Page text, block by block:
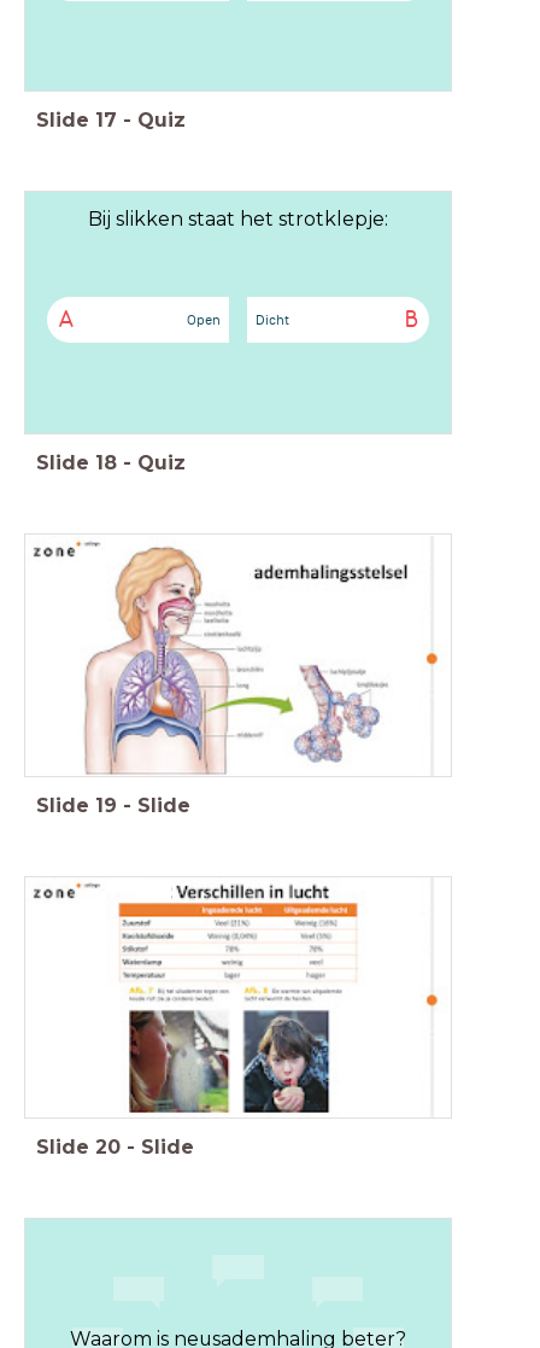
Slide 17 - Quiz
Bij slikken staat het strotklepje:
A Open B
Dicht
Slide 18 - Quiz
Slide 19 - Slide
Slide 20 - Slide
Waarom is neusademhaling beter?